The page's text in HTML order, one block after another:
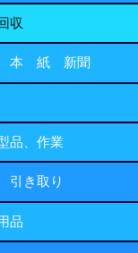
収
本 紙 新聞
品、作業
引き取り
品